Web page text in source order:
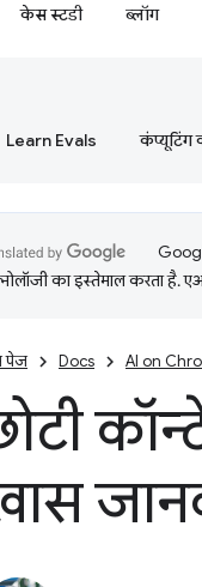
केस स्टडी ब्लॉग
Learn Evals कंप्यूटिंग
का इस्तेमाल करता है.
पेज Docs AI on